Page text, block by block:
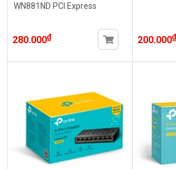
WN881ND PCI Express
280.000₫ 200.000₫